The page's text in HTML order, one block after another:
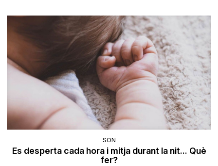
SON
Es desperta cada hora i mitja durant la nit... Què
fer?